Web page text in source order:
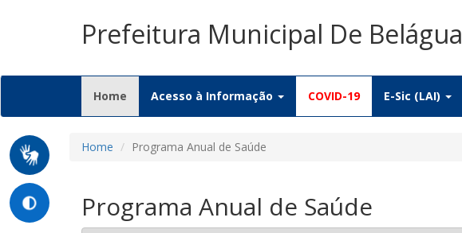
Prefeitura Municipal De Belágua
Home (current)
Acesso à Informação COVID-19 E-Sic (LAI)
Home Programa Anual de Saúde
Programa Anual de Saúde